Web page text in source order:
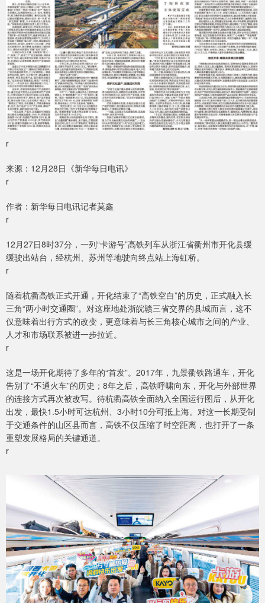
r
来源：12月28日《新华每日电讯》
r
作者：新华每日电讯记者莫鑫
r
12月27日8时37分，一列“卡游号”高铁列车从浙江省衢州市开化县缓
缓驶出站台，经杭州、苏州等地驶向终点站上海虹桥。
r
随着杭衢高铁正式开通，开化结束了“高铁空白”的历史，正式融入长
三角“两小时交通圈”。对这座地处浙皖赣三省交界的县城而言，这不
仅意味着出行方式的改变，更意味着与长三角核心城市之间的产业、
人才和市场联系被进一步拉近。
r
这是一场开化期待了多年的“首发”。2017年，九景衢铁路通车，开化
告别了“不通火车”的历史；8年之后，高铁呼啸向东，开化与外部世界
的连接方式再次被改写。待杭衢高铁全面纳入全国运行图后，从开化
出发，最快1.5小时可达杭州、3小时10分可抵上海。对这一长期受制
于交通条件的山区县而言，高铁不仅压缩了时空距离，也打开了一条
重塑发展格局的关键通道。
r